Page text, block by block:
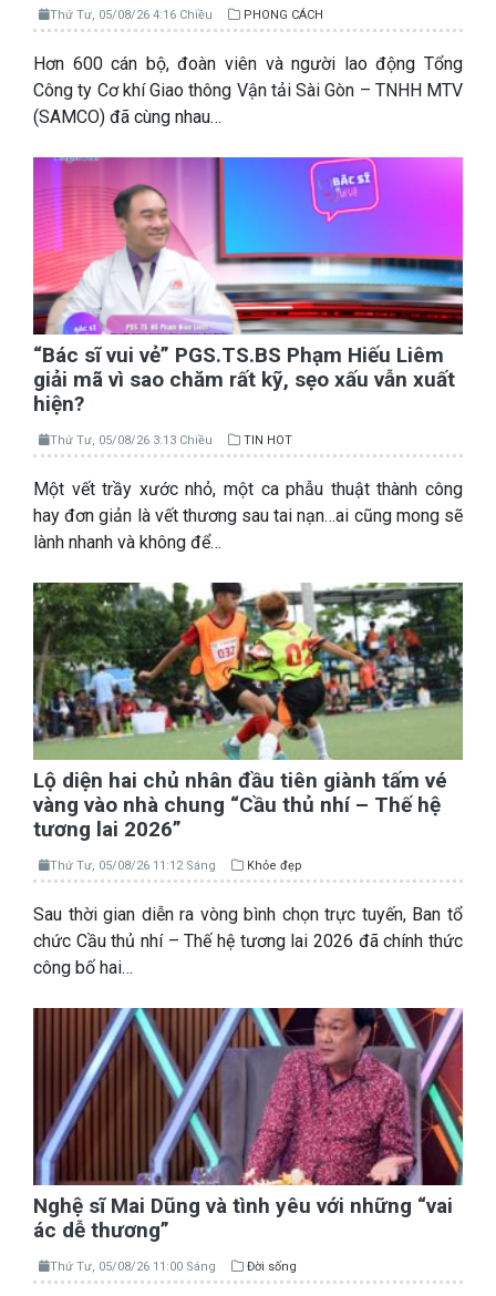
Thứ Tư, 05/08/26 4:16 Chiều PHONG CÁCH
Hơn 600 cán bộ, đoàn viên và người lao động Tổng
Công ty Cơ khí Giao thông Vận tải Sài Gòn – TNHH MTV
(SAMCO) đã cùng nhau…
“Bác sĩ vui vẻ” PGS.TS.BS Phạm Hiếu Liêm
giải mã vì sao chăm rất kỹ, sẹo xấu vẫn xuất
hiện?
Thứ Tư, 05/08/26 3:13 Chiều TIN HOT
Một vết trầy xước nhỏ, một ca phẫu thuật thành công
hay đơn giản là vết thương sau tai nạn…ai cũng mong sẽ
lành nhanh và không để…
Lộ diện hai chủ nhân đầu tiên giành tấm vé
vàng vào nhà chung “Cầu thủ nhí – Thế hệ
tương lai 2026”
Thứ Tư, 05/08/26 11:12 Sáng Khỏe đẹp
Sau thời gian diễn ra vòng bình chọn trực tuyến, Ban tổ
chức Cầu thủ nhí – Thế hệ tương lai 2026 đã chính thức
công bố hai…
Nghệ sĩ Mai Dũng và tình yêu với những “vai
ác dễ thương”
Thứ Tư, 05/08/26 11:00 Sáng Đời sống